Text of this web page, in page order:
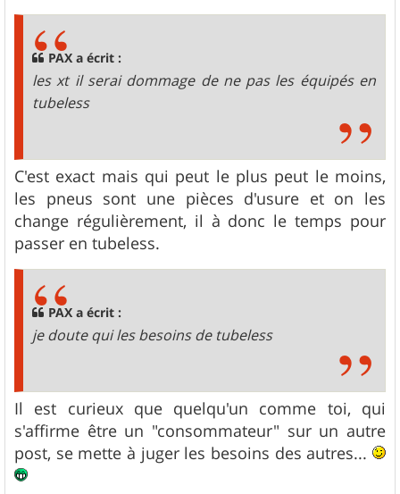
PAX a écrit :
les xt il serai dommage de ne pas les équipés en
tubeless
C'est exact mais qui peut le plus peut le moins,
les pneus sont une pièces d'usure et on les
change régulièrement, il à donc le temps pour
passer en tubeless.
PAX a écrit :
je doute qui les besoins de tubeless
Il est curieux que quelqu'un comme toi, qui
s'affirme être un "consommateur" sur un autre
post, se mette à juger les besoins des autres...